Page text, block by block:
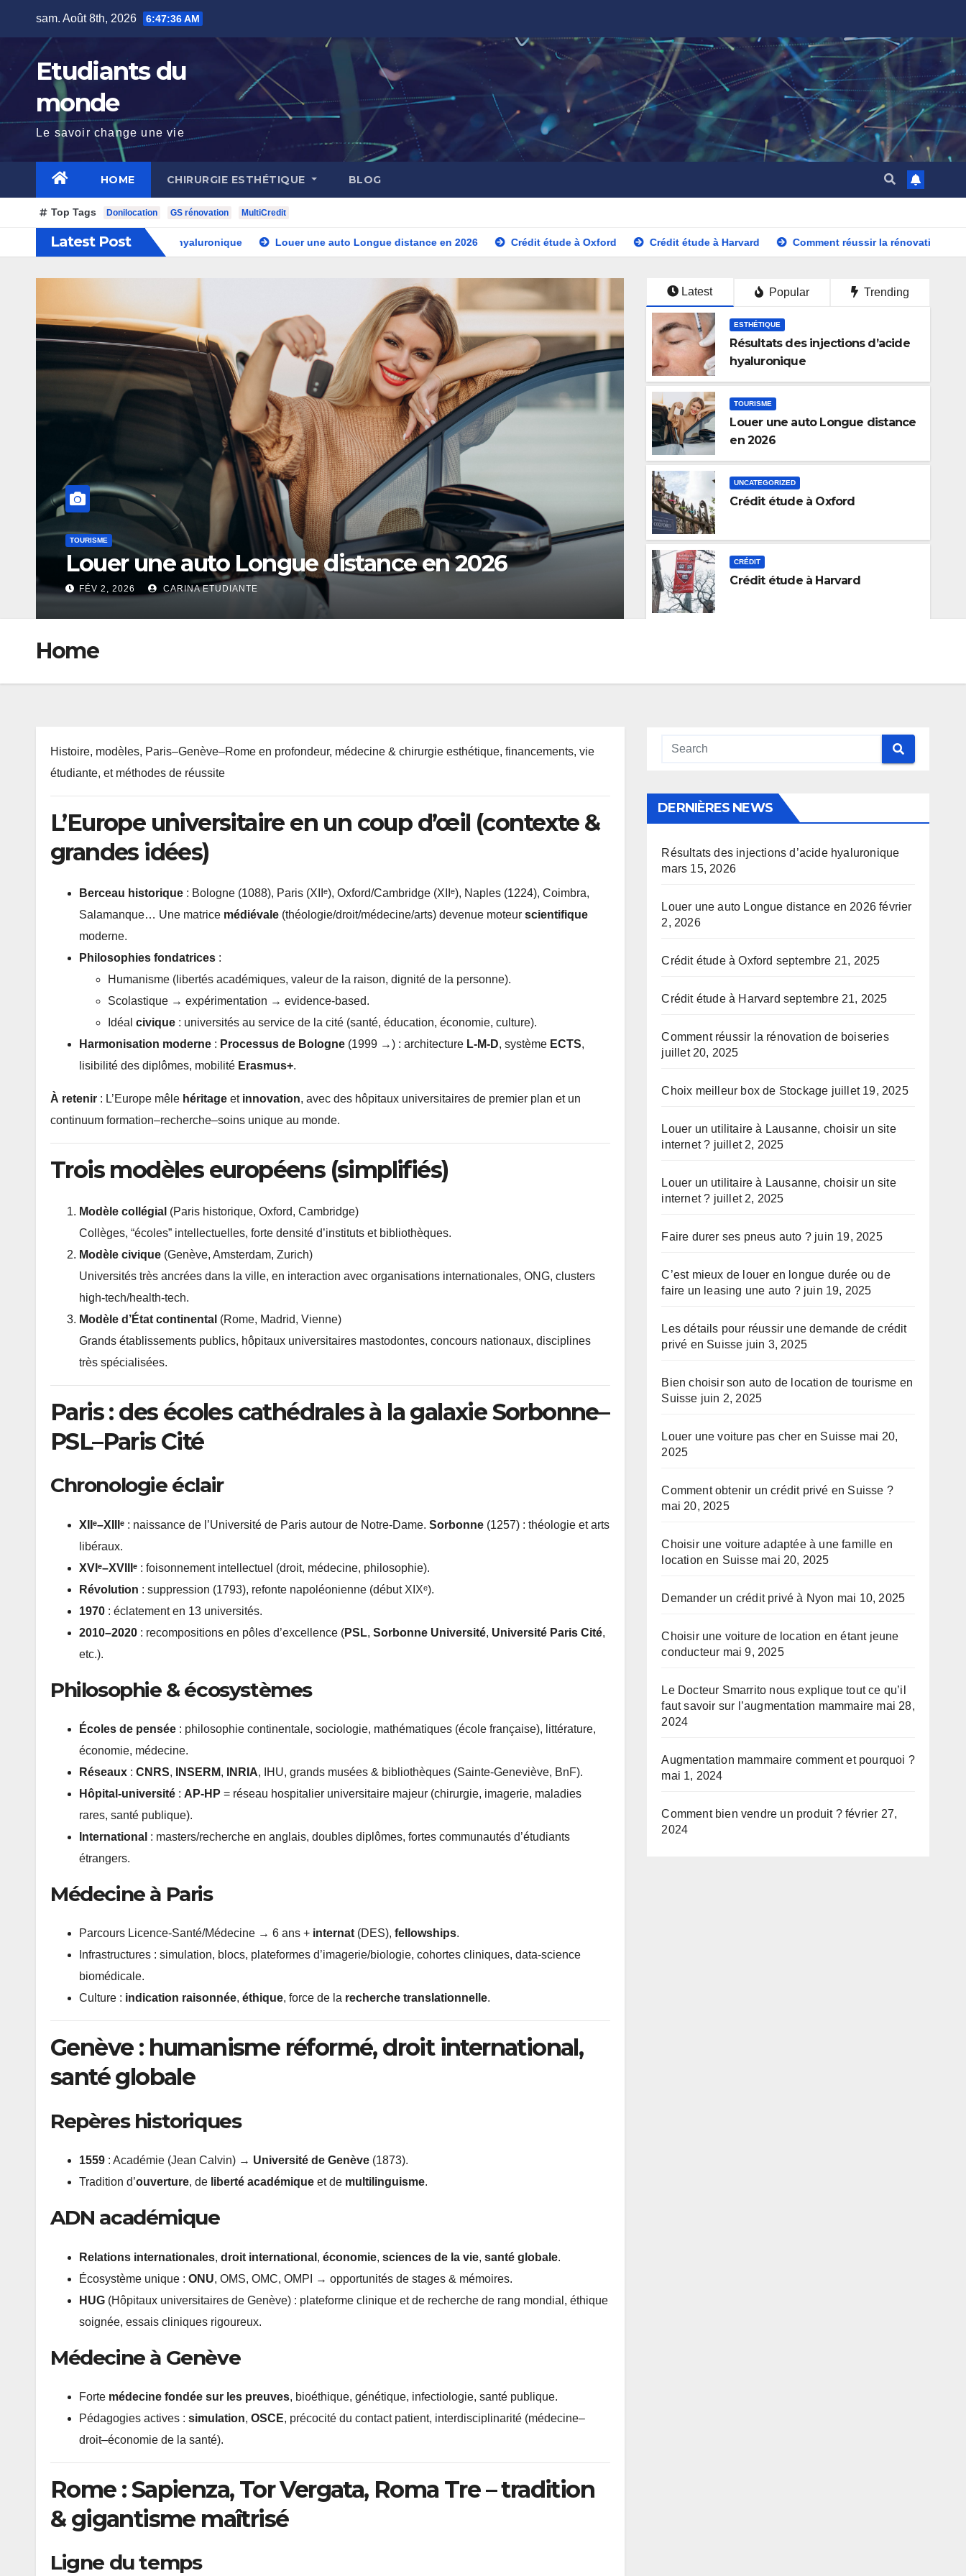
content
sam. Août 8th, 2026 6:47:37 AM
Etudiants du
monde
Le savoir change une vie
HOME CHIRURGIE ESTHÉTIQUE BLOG
Top Tags Donilocation GS rénovation MultiCredit
Latest Post
des injections d’acide hyaluronique Louer une auto Longue distance en 2026 Crédit étude à Oxford Crédit étude à Harvard Comment réussir la rénovation de boiseries
2026
UNCATEGORIZED
Crédit étude à Oxford
SEP 21, 2025 GARMIN
CRÉDIT
Latest Popular Trending
ESTHÉTIQUE
Résultats des injections d’acide
hyaluronique
TOURISME
Louer une auto Longue distance
en 2026
UNCATEGORIZED
Crédit étude à Oxford
CRÉDIT
Crédit étude à Harvard
Home
Histoire, modèles, Paris–Genève–Rome en profondeur, médecine & chirurgie esthétique, financements, vie
étudiante, et méthodes de réussite
L’Europe universitaire en un coup d’œil (contexte &
grandes idées)
Berceau historique : Bologne (1088), Paris (XIIᵉ), Oxford/Cambridge (XIIᵉ), Naples (1224), Coimbra,
Salamanque… Une matrice médiévale (théologie/droit/médecine/arts) devenue moteur scientifique
moderne.
Philosophies fondatrices :
Humanisme (libertés académiques, valeur de la raison, dignité de la personne).
Scolastique → expérimentation → evidence-based.
Idéal civique : universités au service de la cité (santé, éducation, économie, culture).
Harmonisation moderne : Processus de Bologne (1999 →) : architecture L-M-D, système ECTS,
lisibilité des diplômes, mobilité Erasmus+.
À retenir : L’Europe mêle héritage et innovation, avec des hôpitaux universitaires de premier plan et un
continuum formation–recherche–soins unique au monde.
Trois modèles européens (simplifiés)
Modèle collégial (Paris historique, Oxford, Cambridge)
Collèges, “écoles” intellectuelles, forte densité d’instituts et bibliothèques.
Modèle civique (Genève, Amsterdam, Zurich)
Universités très ancrées dans la ville, en interaction avec organisations internationales, ONG, clusters
high-tech/health-tech.
Modèle d’État continental (Rome, Madrid, Vienne)
Grands établissements publics, hôpitaux universitaires mastodontes, concours nationaux, disciplines
très spécialisées.
Paris : des écoles cathédrales à la galaxie Sorbonne–
PSL–Paris Cité
Chronologie éclair
XIIᵉ–XIIIᵉ : naissance de l’Université de Paris autour de Notre-Dame. Sorbonne (1257) : théologie et arts
libéraux.
XVIᵉ–XVIIIᵉ : foisonnement intellectuel (droit, médecine, philosophie).
Révolution : suppression (1793), refonte napoléonienne (début XIXᵉ).
1970 : éclatement en 13 universités.
2010–2020 : recompositions en pôles d’excellence (PSL, Sorbonne Université, Université Paris Cité,
etc.).
Philosophie & écosystèmes
Écoles de pensée : philosophie continentale, sociologie, mathématiques (école française), littérature,
économie, médecine.
Réseaux : CNRS, INSERM, INRIA, IHU, grands musées & bibliothèques (Sainte-Geneviève, BnF).
Hôpital-université : AP-HP = réseau hospitalier universitaire majeur (chirurgie, imagerie, maladies
rares, santé publique).
International : masters/recherche en anglais, doubles diplômes, fortes communautés d’étudiants
étrangers.
Médecine à Paris
Parcours Licence-Santé/Médecine → 6 ans + internat (DES), fellowships.
Infrastructures : simulation, blocs, plateformes d’imagerie/biologie, cohortes cliniques, data-science
biomédicale.
Culture : indication raisonnée, éthique, force de la recherche translationnelle.
Genève : humanisme réformé, droit international,
santé globale
Repères historiques
1559 : Académie (Jean Calvin) → Université de Genève (1873).
Tradition d’ouverture, de liberté académique et de multilinguisme.
ADN académique
Relations internationales, droit international , économie, sciences de la vie, santé globale.
Écosystème unique : ONU, OMS, OMC, OMPI → opportunités de stages & mémoires.
HUG (Hôpitaux universitaires de Genève) : plateforme clinique et de recherche de rang mondial, éthique
soignée, essais cliniques rigoureux.
Médecine à Genève
Forte médecine fondée sur les preuves, bioéthique, génétique, infectiologie, santé publique.
Pédagogies actives : simulation, OSCE, précocité du contact patient, interdisciplinarité (médecine–
droit–économie de la santé).
Rome : Sapienza, Tor Vergata, Roma Tre – tradition
& gigantisme maîtrisé
Ligne du temps
DERNIÈRES NEWS
Résultats des injections d’acide hyaluronique
mars 15, 2026
Louer une auto Longue distance en 2026 février
2, 2026
Crédit étude à Oxford septembre 21, 2025
Crédit étude à Harvard septembre 21, 2025
Comment réussir la rénovation de boiseries
juillet 20, 2025
Choix meilleur box de Stockage juillet 19, 2025
Louer un utilitaire à Lausanne, choisir un site
internet ? juillet 2, 2025
Louer un utilitaire à Lausanne, choisir un site
internet ? juillet 2, 2025
Faire durer ses pneus auto ? juin 19, 2025
C’est mieux de louer en longue durée ou de
faire un leasing une auto ? juin 19, 2025
Les détails pour réussir une demande de crédit
privé en Suisse juin 3, 2025
Bien choisir son auto de location de tourisme en
Suisse juin 2, 2025
Louer une voiture pas cher en Suisse mai 20,
2025
Comment obtenir un crédit privé en Suisse ?
mai 20, 2025
Choisir une voiture adaptée à une famille en
location en Suisse mai 20, 2025
Demander un crédit privé à Nyon mai 10, 2025
Choisir une voiture de location en étant jeune
conducteur mai 9, 2025
Le Docteur Smarrito nous explique tout ce qu’il
faut savoir sur l’augmentation mammaire mai 28,
2024
Augmentation mammaire comment et pourquoi ?
mai 1, 2024
Comment bien vendre un produit ? février 27,
2024